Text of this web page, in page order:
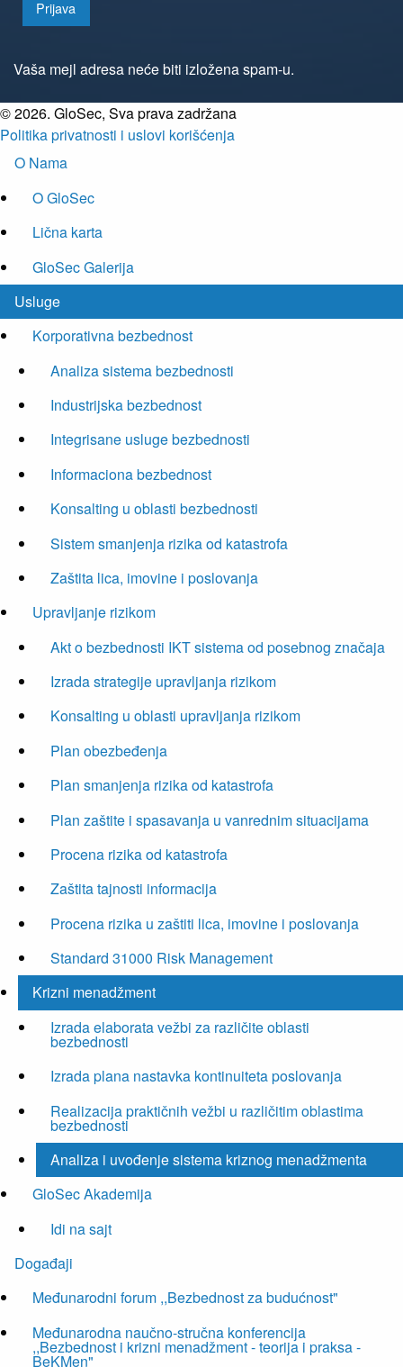
Prijava
Vaša mejl adresa neće biti izložena spam-u.
©2026. GloSec, Sva prava zadržana
Politika privatnosti i uslovi korišćenja
O Nama
O GloSec
Lična karta
GloSec Galerija
Usluge
Korporativna bezbednost
Analiza sistema bezbednosti
Industrijska bezbednost
Integrisane usluge bezbednosti
Informaciona bezbednost
Konsalting u oblasti bezbednosti
Sistem smanjenja rizika od katastrofa
Zaštita lica, imovine i poslovanja
Upravljanje rizikom
Akt o bezbednosti IKT sistema od posebnog značaja
Izrada strategije upravljanja rizikom
Konsalting u oblasti upravljanja rizikom
Plan obezbeđenja
Plan smanjenja rizika od katastrofa
Plan zaštite i spasavanja u vanrednim situacijama
Procena rizika od katastrofa
Zaštita tajnosti informacija
Procena rizika u zaštiti lica, imovine i poslovanja
Standard 31000 Risk Management
Krizni menadžment
Izrada elaborata vežbi za različite oblasti
bezbednosti
Izrada plana nastavka kontinuiteta poslovanja
Realizacija praktičnih vežbi u različitim oblastima
bezbednosti
Analiza i uvođenje sistema kriznog menadžmenta
GloSec Akademija
Idi na sajt
Događaji
Međunarodni forum ,,Bezbednost za budućnost"
Međunarodna naučno-stručna konferencija
,,Bezbednost i krizni menadžment - teorija i praksa -
BeKMen"